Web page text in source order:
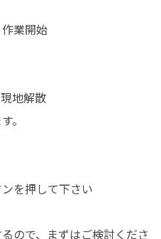
地解散
。
を押して下さい
ので、まずはご検討くださ